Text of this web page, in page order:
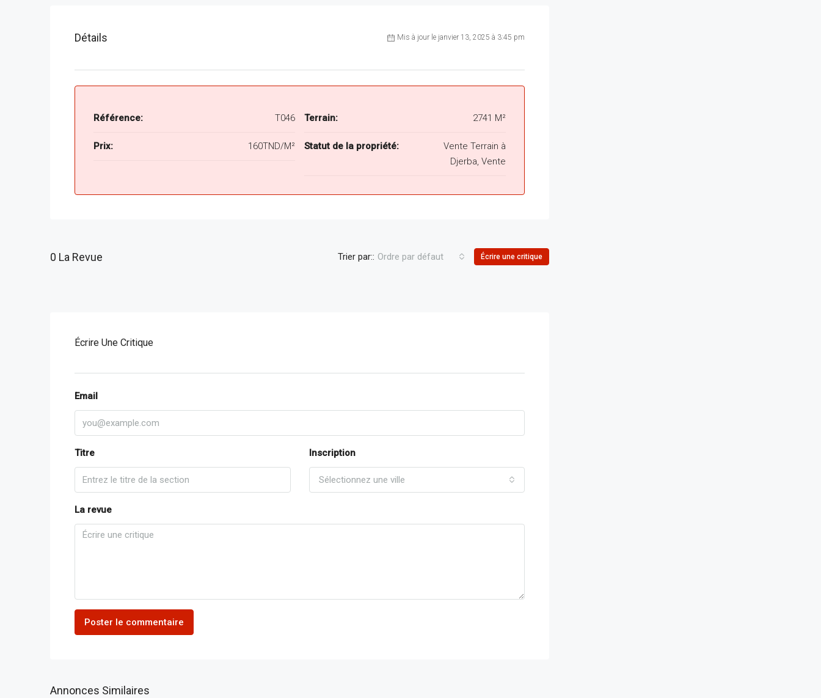
Détails Mis à jour le janvier 13, 2025 à 3:45 pm
Référence: T046
Prix: 160TND/M²
Terrain: 2741 M²
Statut de la propriété:
Vente Terrain à
Djerba, Vente
0 La Revue Trier par:: Ordre par défaut Écrire une critique
Écrire Une Critique
Email
Titre Inscription
Sélectionnez une ville
La revue
Poster le commentaire
Annonces Similaires